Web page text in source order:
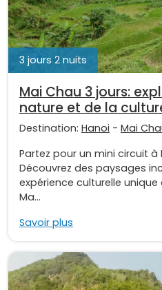
3 jours 2 nuits
Mai Chau 3 jours:
nature et de la
Destination: Hanoi - Mai
Partez pour un mini circuit à
Découvrez des paysages
expérience culturelle
Ma...
Savoir plus